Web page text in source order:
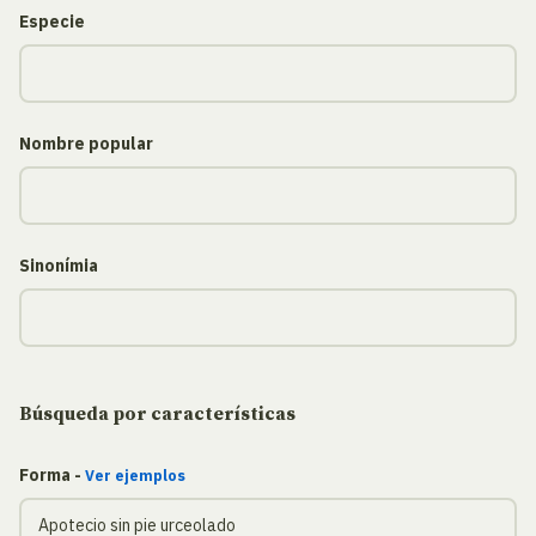
Especie
Nombre popular
Sinonímia
Búsqueda por características
Forma - Ver ejemplos